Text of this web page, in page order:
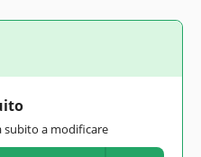
subito a modificare